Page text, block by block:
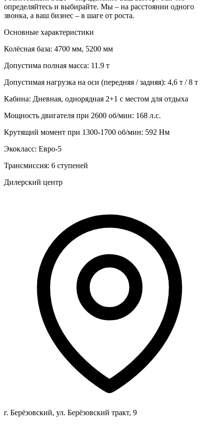
определяйтесь и выбирайте. Мы – на расстоянии одного
звонка, а ваш бизнес – в шаге от роста.
Основные характеристики
Колёсная база: 4700 мм, 5200 мм
Допустима полная масса: 11.9 т
Допустимая нагрузка на оси (передняя / задняя): 4,6 т / 8 т
Кабина: Дневная, однорядная 2+1 с местом для отдыха
Мощность двигателя при 2600 об/мин: 168 л.с.
Крутящий момент при 1300-1700 об/мин: 592 Нм
Экокласс: Евро-5
Трансмиссия: 6 ступеней
Дилерский центр
г. Берёзовский, ул. Берёзовский тракт, 9